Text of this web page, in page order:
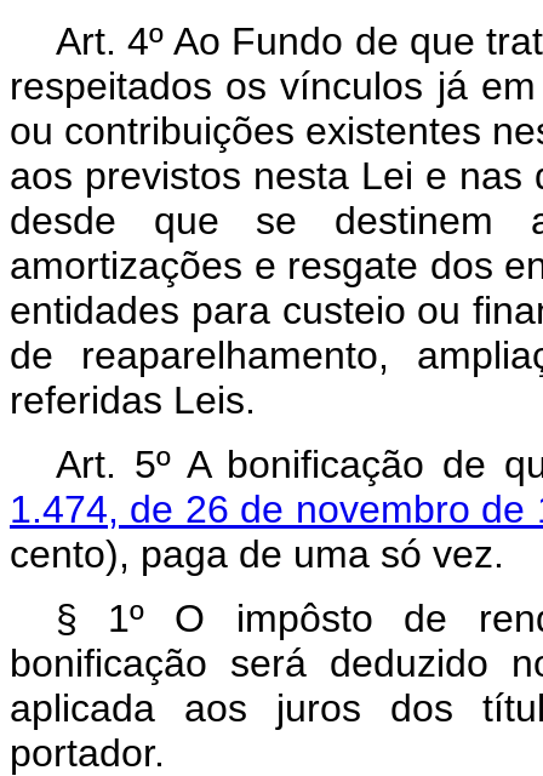
Art. 4º Ao Fundo de que
respeitados os vínculos já
ou contribuições existentes
aos previstos nesta Lei e
desde que se destinem
amortizações e resgate dos
entidades para custeio ou
de reaparelhamento,
referidas Leis.
Art. 5º A bonificação de
1.474, de 26 de novembro de
cento), paga de uma só vez.
§ 1º O impôsto de
bonificação será deduzido
aplicada aos juros dos
portador.